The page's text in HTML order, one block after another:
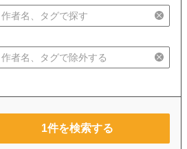
1件を検索する